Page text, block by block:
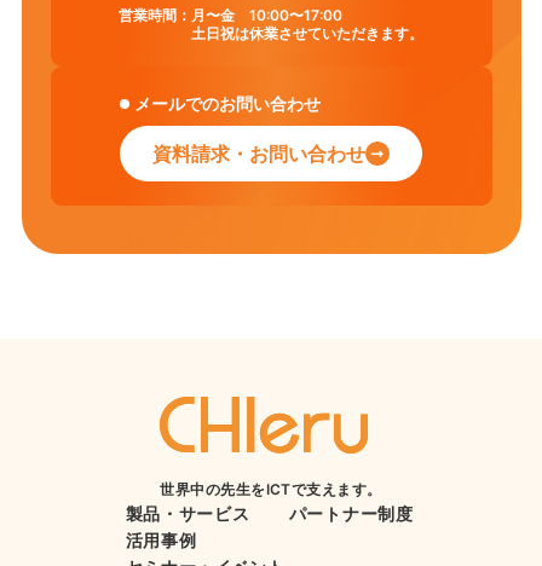
営業時間： 月〜金 10:00〜17:00
土日祝は休業させていただきます。
メールでのお問い合わせ
資料請求・お問い合わせ
世界中の先生をICTで支えます。
製品・サービス
活用事例
パートナー制度